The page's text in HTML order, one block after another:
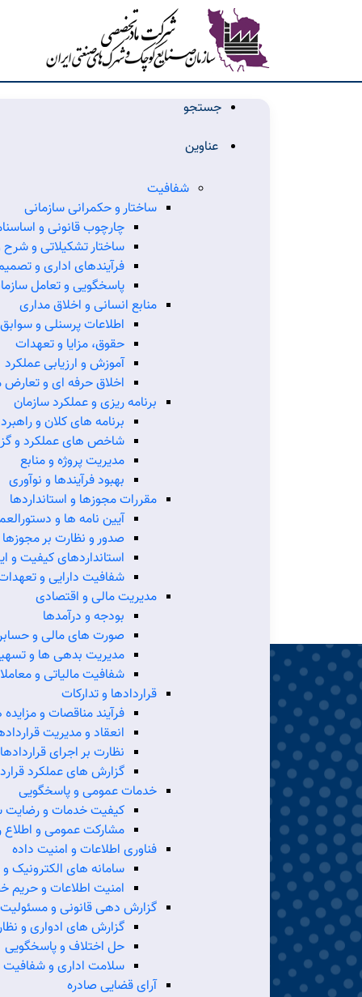
جستجو
عناوین
شفافیت
ساختار و حکمرانی سازمانی
چارچوب قانونی و
ساختار تشکیلاتی و
فرآیندهای اداری و
پاسخگویی و تعامل
منابع انسانی و اخلاق مداری
اطلاعات پرسنلی و سوابق
حقوق، مزایا و تعهدات
آموزش و ارزیابی عملکرد
اخلاق حرفه ای و تعارض
برنامه ریزی و عملکرد سازمان
برنامه های کلان و
شاخص های عملکرد و
مدیریت پروژه و منابع
بهبود فرآیندها و نوآوری
مقررات مجوزها و استانداردها
آیین نامه ها و
صدور و نظارت بر مجوزها
استانداردهای کیفیت و
شفافیت دارایی و
مدیریت مالی و اقتصادی
بودجه و درآمدها
صورت های مالی و
مدیریت بدهی ها و
شفافیت مالیاتی و
قراردادها و تدارکات
فرآیند مناقصات و مزایده
انعقاد و مدیریت
نظارت بر اجرای قراردادها
گزارش های عملکرد
خدمات عمومی و پاسخگویی
کیفیت خدمات و
مشارکت عمومی و اطلاع
فناوری اطلاعات و امنیت داده
سامانه های الکترونیک
امنیت اطلاعات و
گزارش دهی قانونی و
گزارش های ادواری و
حل اختلاف و پاسخگویی
سلامت اداری و شفافیت
آرای قضایی صادره
هم‌افزایی ایزیپو و مجلس برای
شهرک‌های صنعتی و رفع موانع
معاون وزیر صنعت، معدن و تجارت و
کوچک و شهرک‌های صنعتی
سه نماینده مجلس شورای اسلامی،
تولید، توسعه زیرساخت‌های شهرک‌ها
راهکارهای حمایت از سرمایه‌گذاران را
پنجره